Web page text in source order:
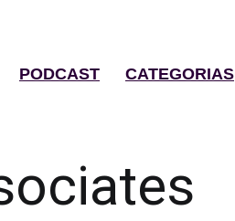
PODCAST CATEGORIAS